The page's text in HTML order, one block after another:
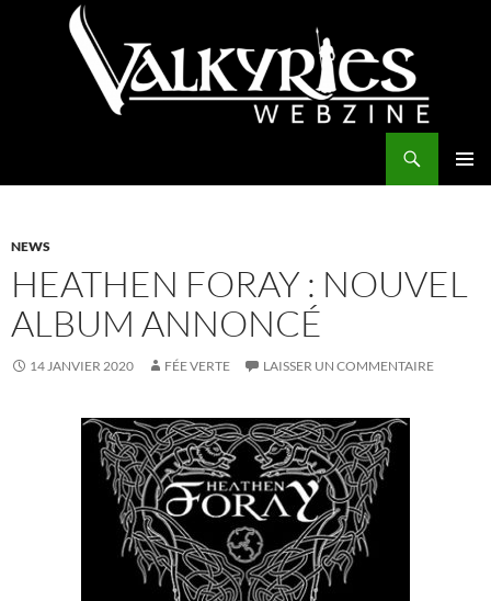
NEWS
HEATHEN FORAY : NOUVEL
ALBUM ANNONCÉ
14 JANVIER 2020 FÉE VERTE LAISSER UN COMMENTAIRE